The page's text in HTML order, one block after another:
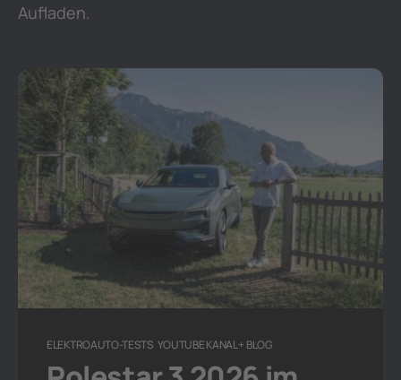
Aufladen.
ELEKTROAUTO-TESTS YOUTUBE KANAL + BLOG